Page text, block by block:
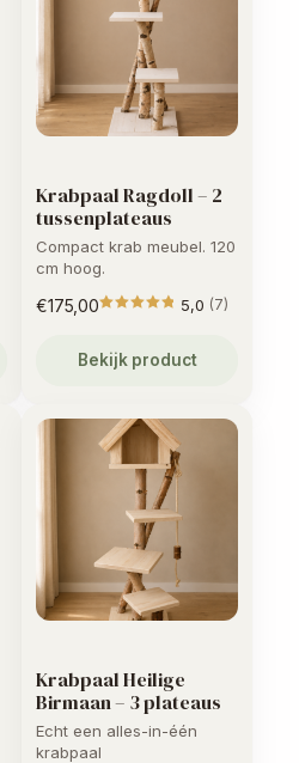
Krabpaal Ragdoll – 2
tussenplateaus
Compact krab meubel. 120
cm hoog.
€175,00 5,0 (7)
Bekijk product
Krabpaal Heilige
Birmaan – 3 plateaus
Echt een alles-in-één
krabpaal